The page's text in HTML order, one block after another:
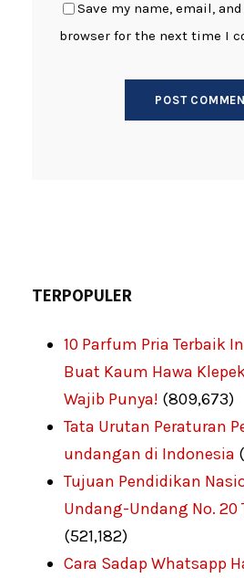
Save my name, email,
browser for the next time I
TERPOPULER
10 Parfum Pria Terbaik
Buat Kaum Hawa
Wajib Punya! (809,673)
Tata Urutan Peraturan
undangan di Indonesia
Tujuan Pendidikan
Undang-Undang No. 20
(521,182)
Cara Sadap Whatsapp